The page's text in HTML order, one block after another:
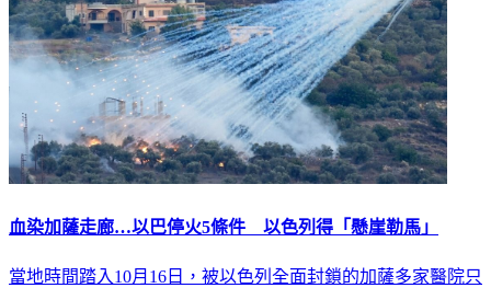
血染加薩走廊…以巴停火5條件 以色列得「懸崖勒馬」
當地時間踏入10月16日，被以色列全面封鎖的加薩多家醫院只